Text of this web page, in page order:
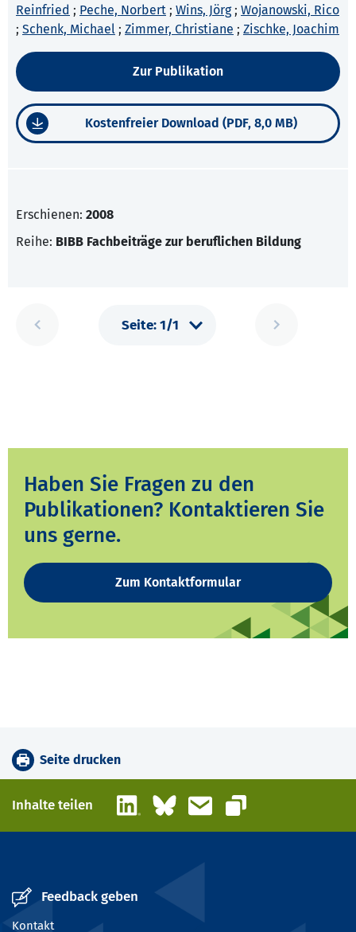
Reinfried ; Peche, Norbert ; Wins, Jörg; Wojanowski, Rico
; Schenk, Michael ; Zimmer, Christiane ; Zischke, Joachim
Zur Publikation
Kostenfreier Download (PDF, 8,0 MB)
Erschienen: 2008
Reihe: BIBB Fachbeiträge zur beruflichen Bildung
Haben Sie Fragen zu den
Publikationen? Kontaktieren Sie
uns gerne.
Zum Kontaktformular
Seite drucken
Inhalte teilen LinkedInBlueskyE-Mail
Link kopieren
Feedback geben
Kontakt